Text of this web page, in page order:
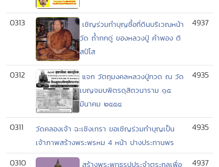
0313
เชิญร่วมทำบุญซื้อที่ดินบริเวณหน้า
วัด ถ้ำกกดู่ ของหลวงปู่ คำพอง ติ
สป์โส
4937
0312
แจก วัตถุมงคลหลวงปู่ทวด ณ วัด
เบญจมบพิตรดุสิตวนาราม ๑๕
มีนาคม ๒๕๕๔
4935
0311
วัดคลองเจ้า ฉะเชิงเทรา ขอเชิญร่วมทำบุญเป็น
เจ้าภาพสร้างพระพรหม 4 หน้า ปางประทานพร
4935
0310
สร้างพระพุทธรูปประจำตระกูลเพื่อ
4937